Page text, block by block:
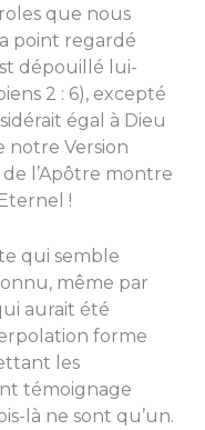
que nous
point regardé
dépouillé lui-
2 : 6), excepté
égal à Dieu
notre Version
l’Apôtre montre
!
qui semble
même par
aurait été
forme
les
témoignage
là ne sont qu’un.